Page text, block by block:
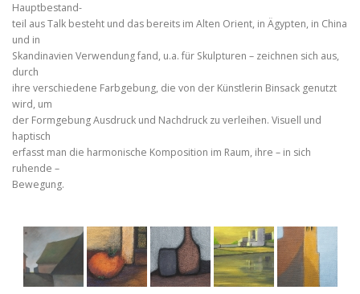
Hauptbestand-
teil aus Talk besteht und das bereits im Alten Orient, in Ägypten, in China
und in
Skandinavien Verwendung fand, u.a. für Skulpturen – zeichnen sich aus,
durch
ihre verschiedene Farbgebung, die von der Künstlerin Binsack genutzt
wird, um
der Formgebung Ausdruck und Nachdruck zu verleihen. Visuell und
haptisch
erfasst man die harmonische Komposition im Raum, ihre – in sich
ruhende –
Bewegung.